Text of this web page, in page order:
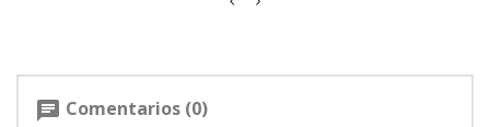
chat Comentarios (0)